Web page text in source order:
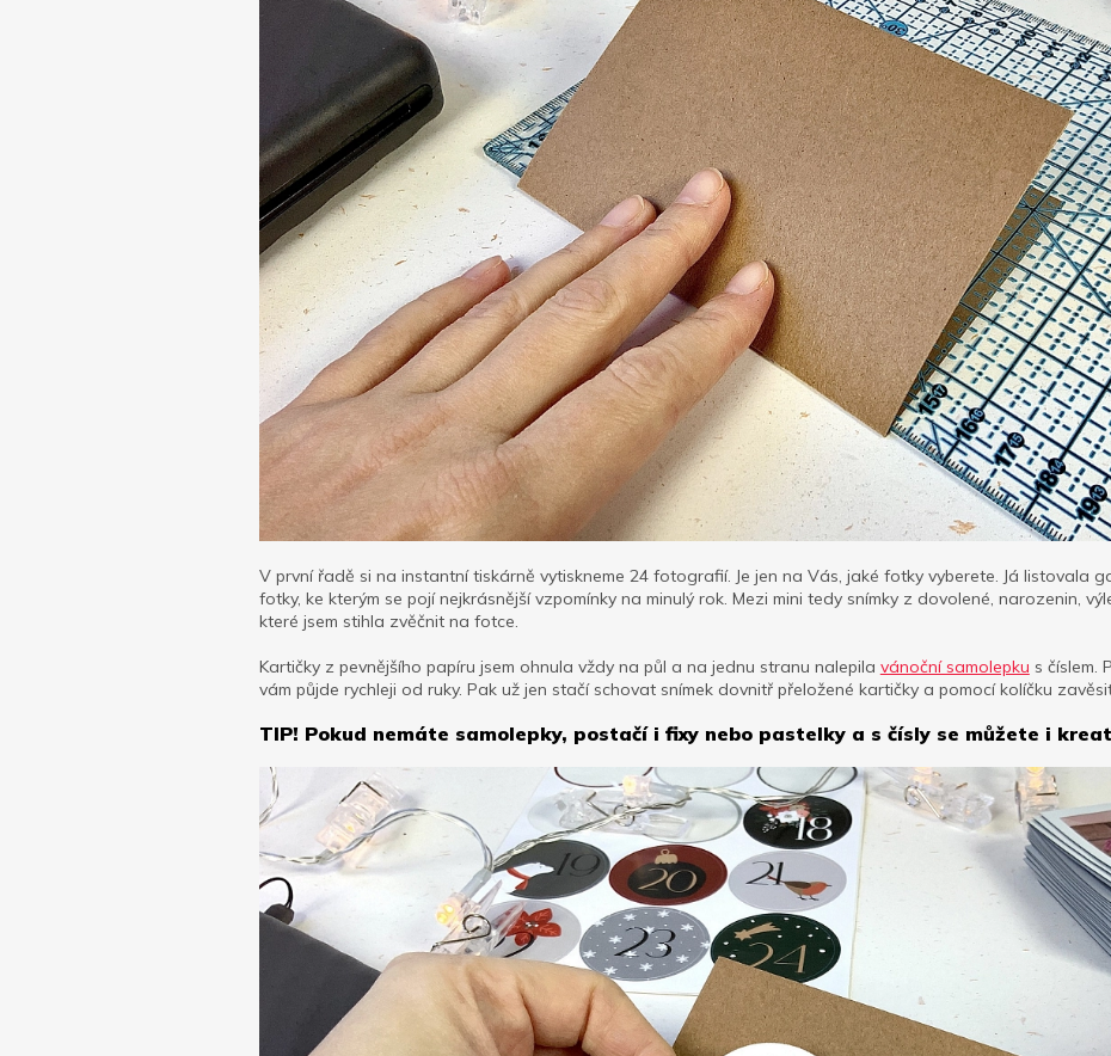
V první řadě si na instantní tiskárně vytiskneme 24 fotografií. Je jen na Vás, jaké fotky vyberete. Já listovala
fotky, ke kterým se pojí nejkrásnější vzpomínky na minulý rok. Mezi mini tedy snímky z dovolené, narozenin,
které jsem stihla zvěčnit na fotce.
Kartičky z pevnějšího papíru jsem ohnula vždy na půl a na jednu stranu nalepila vánoční samolepku s číslem.
vám půjde rychleji od ruky. Pak už jen stačí schovat snímek dovnitř přeložené kartičky a pomocí kolíčku
TIP! Pokud nemáte samolepky, postačí i fixy nebo pastelky a s čísly se můžete i